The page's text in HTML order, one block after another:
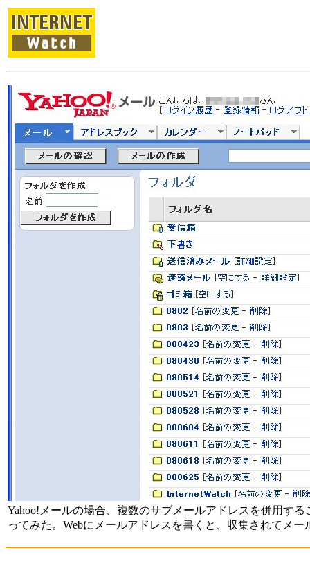
Yahoo!メールの場合、複数のサブメールアドレスを併用す
ってみた。Webにメールアドレスを書くと、収集されてメ